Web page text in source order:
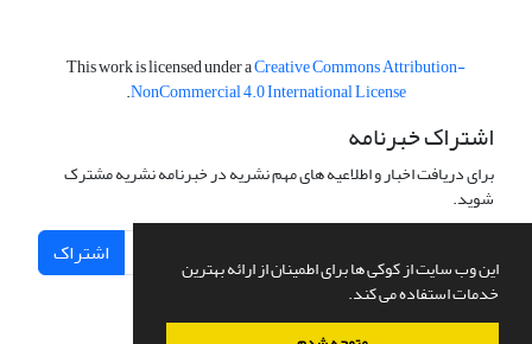
این وب سایت از کوکی ها برای اطمینان از ارائه بهترین
خدمات استفاده می کند.
This work is licensed under aCreative Commons Attribution-
NonCommercial 4.0 International License
.
اشتراک خبرنامه
برای دریافت اخبار و اطلاعیه های مهم نشریه در خبرنامه نشریه مشترک
شوید.
اشتراک